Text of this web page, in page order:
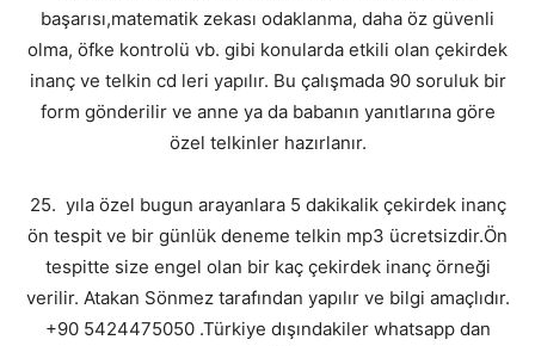
başarısı,matematik zekası odaklanma, daha öz güvenli
olma, öfke kontrolü vb. gibi konularda etkili olan çekirdek
inanç ve telkin cd leri yapılır. Bu çalışmada 90 soruluk bir
form gönderilir ve anne ya da babanın yanıtlarına göre
özel telkinler hazırlanır.
25. yıla özel bugun arayanlara 5 dakikalik çekirdek inanç
ön tespit ve bir günlük deneme telkin mp3 ücretsizdir.Ön
tespitte size engel olan bir kaç çekirdek inanç örneği
verilir. Atakan Sönmez tarafından yapılır ve bilgi amaçlıdır.
+90 5424475050 .Türkiye dışındakiler whatsapp dan